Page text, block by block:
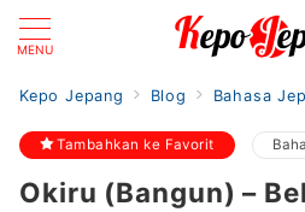
MENU
Kepo Jepang Blog Bahasa
Tambahkan ke Favorit
Okiru (Bangun) –